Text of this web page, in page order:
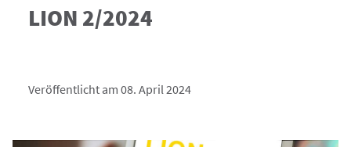
LION 2/2024
Veröffentlicht am 08. April 2024